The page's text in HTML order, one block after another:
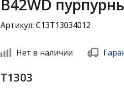
B42WD
Артикул: C13T13034012
Нет в наличии
T1303